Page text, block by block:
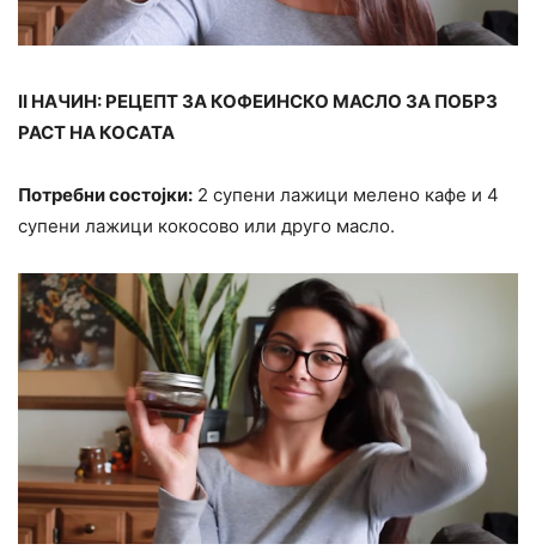
II НАЧИН: РЕЦЕПТ ЗА КОФЕИНСКО МАСЛО ЗА ПОБРЗ
РАСТ НА КОСАТА
Потребни состојки: 2 супени лажици мелено кафе и 4
супени лажици кокосово или друго масло.